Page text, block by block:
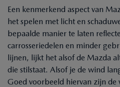
Een kenmerkend aspect van
het spelen met licht en
bepaalde manier te laten
carrosseriedelen en minder
lijnen, lijkt het alsof de Mazda
die stilstaat. Alsof je de wind
Goed voorbeeld hiervan zijn de